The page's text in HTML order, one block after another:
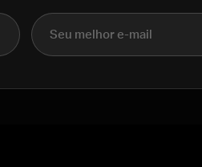
E-mail